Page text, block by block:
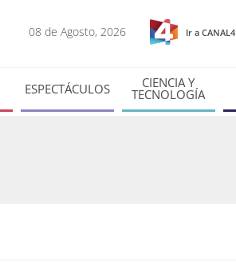
08 de Agosto, 2026 Ir a CANAL4
ESPECTÁCULOS CIENCIA Y
TECNOLOGÍA